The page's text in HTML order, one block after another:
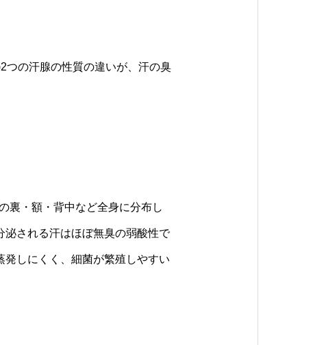
つの汗腺の性質の違いが、汗の臭
裏・額・背中など全身に分布し
される汗はほぼ無臭の弱酸性で
しにくく、細菌が繁殖しやすい